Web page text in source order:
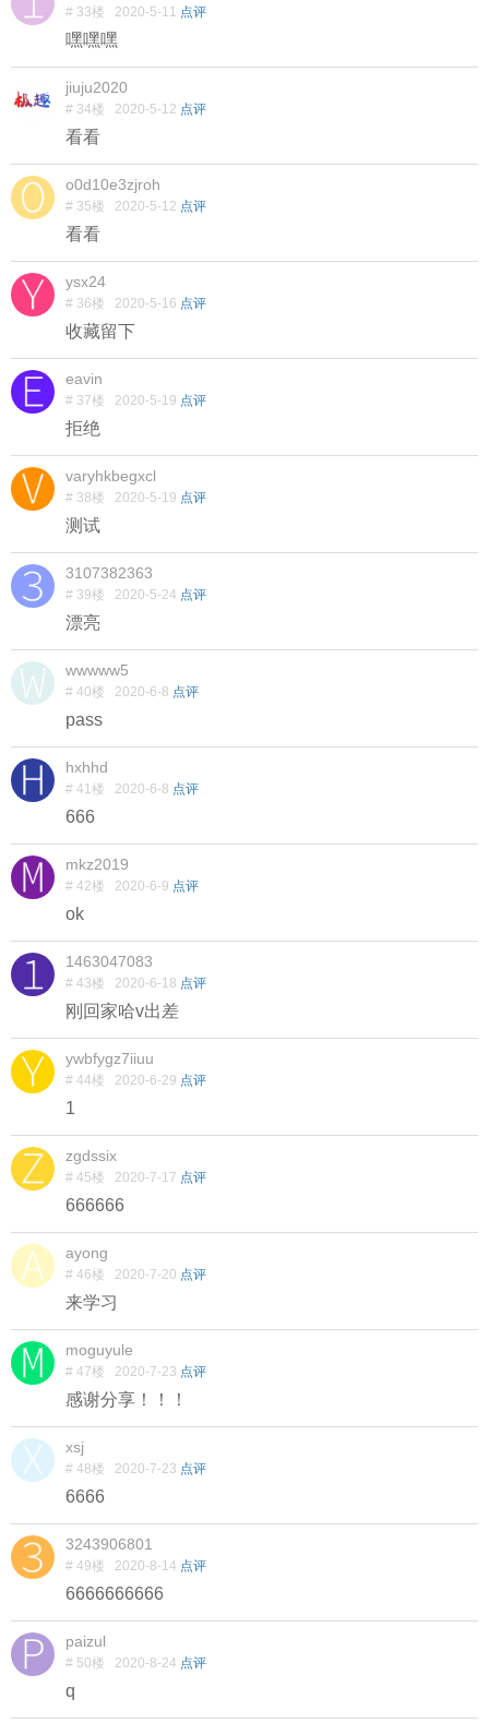
# 33楼 2020-5-11 点评
嘿嘿嘿
jiuju2020
# 34楼 2020-5-12 点评
看看
o0d10e3zjroh
# 35楼 2020-5-12 点评
看看
ysx24
# 36楼 2020-5-16 点评
收藏留下
eavin
# 37楼 2020-5-19 点评
拒绝
varyhkbegxcl
# 38楼 2020-5-19 点评
测试
3107382363
# 39楼 2020-5-24 点评
漂亮
wwwww5
# 40楼 2020-6-8 点评
pass
hxhhd
# 41楼 2020-6-8 点评
666
mkz2019
# 42楼 2020-6-9 点评
ok
1463047083
# 43楼 2020-6-18 点评
刚回家哈v出差
ywbfygz7iiuu
# 44楼 2020-6-29 点评
1
zgdssix
# 45楼 2020-7-17 点评
666666
ayong
# 46楼 2020-7-20 点评
来学习
moguyule
# 47楼 2020-7-23 点评
感谢分享！！！
xsj
# 48楼 2020-7-23 点评
6666
3243906801
# 49楼 2020-8-14 点评
6666666666
paizul
# 50楼 2020-8-24 点评
q